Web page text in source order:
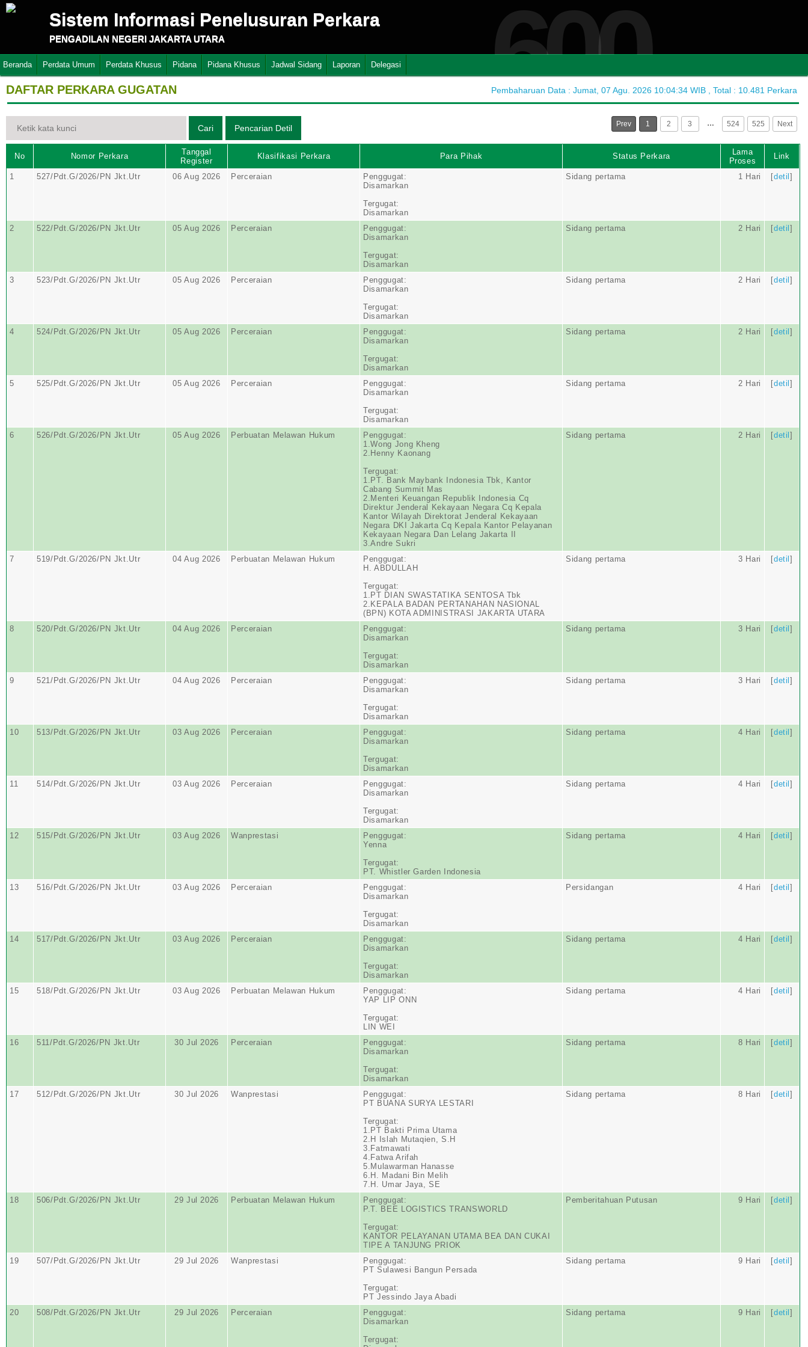
Sistem Informasi Penelusuran Perkara
PENGADILAN NEGERI JAKARTA UTARA 600
Beranda Perdata Umum Perdata Khusus Pidana Pidana Khusus Jadwal Sidang Laporan Delegasi
DAFTAR PERKARA GUGATAN Pembaharuan Data : Jumat, 07 Agu. 2026 10:04:34 WIB , Total : 10.481 Perkara
Prev 1 2 3 … 524 525 Next
No Nomor Perkara
Tanggal
Register
Klasifikasi Perkara Para Pihak Status Perkara
Lama
Proses
Link
1 527/Pdt.G/2026/PN Jkt.Utr 06 Aug 2026 Perceraian
Penggugat:
Disamarkan
Tergugat:
Disamarkan
Sidang pertama 1 Hari [detil]
2 522/Pdt.G/2026/PN Jkt.Utr 05 Aug 2026 Perceraian
Penggugat:
Disamarkan
Tergugat:
Disamarkan
Sidang pertama 2 Hari [detil]
3 523/Pdt.G/2026/PN Jkt.Utr 05 Aug 2026 Perceraian
Penggugat:
Disamarkan
Tergugat:
Disamarkan
Sidang pertama 2 Hari [detil]
4 524/Pdt.G/2026/PN Jkt.Utr 05 Aug 2026 Perceraian
Penggugat:
Disamarkan
Tergugat:
Disamarkan
Sidang pertama 2 Hari [detil]
5 525/Pdt.G/2026/PN Jkt.Utr 05 Aug 2026 Perceraian
Penggugat:
Disamarkan
Tergugat:
Disamarkan
Sidang pertama 2 Hari [detil]
6 526/Pdt.G/2026/PN Jkt.Utr 05 Aug 2026 Perbuatan Melawan Hukum
Penggugat:
1.Wong Jong Kheng
2.Henny Kaonang
Tergugat:
1.PT. Bank Maybank Indonesia Tbk, Kantor
Cabang Summit Mas
2.Menteri Keuangan Republik Indonesia Cq
Direktur Jenderal Kekayaan Negara Cq Kepala
Kantor Wilayah Direktorat Jenderal Kekayaan
Negara DKI Jakarta Cq Kepala Kantor Pelayanan
Kekayaan Negara Dan Lelang Jakarta II
3.Andre Sukri
Sidang pertama 2 Hari [detil]
7 519/Pdt.G/2026/PN Jkt.Utr 04 Aug 2026 Perbuatan Melawan Hukum
Penggugat:
H. ABDULLAH
Tergugat:
1.PT DIAN SWASTATIKA SENTOSA Tbk
2.KEPALA BADAN PERTANAHAN NASIONAL
(BPN) KOTA ADMINISTRASI JAKARTA UTARA
Sidang pertama 3 Hari [detil]
8 520/Pdt.G/2026/PN Jkt.Utr 04 Aug 2026 Perceraian
Penggugat:
Disamarkan
Tergugat:
Disamarkan
Sidang pertama 3 Hari [detil]
9 521/Pdt.G/2026/PN Jkt.Utr 04 Aug 2026 Perceraian
Penggugat:
Disamarkan
Tergugat:
Disamarkan
Sidang pertama 3 Hari [detil]
10 513/Pdt.G/2026/PN Jkt.Utr 03 Aug 2026 Perceraian
Penggugat:
Disamarkan
Tergugat:
Disamarkan
Sidang pertama 4 Hari [detil]
11 514/Pdt.G/2026/PN Jkt.Utr 03 Aug 2026 Perceraian
Penggugat:
Disamarkan
Tergugat:
Disamarkan
Sidang pertama 4 Hari [detil]
12 515/Pdt.G/2026/PN Jkt.Utr 03 Aug 2026 Wanprestasi
Penggugat:
Yenna
Tergugat:
PT. Whistler Garden Indonesia
Sidang pertama 4 Hari [detil]
13 516/Pdt.G/2026/PN Jkt.Utr 03 Aug 2026 Perceraian
Penggugat:
Disamarkan
Tergugat:
Disamarkan
Persidangan 4 Hari [detil]
14 517/Pdt.G/2026/PN Jkt.Utr 03 Aug 2026 Perceraian
Penggugat:
Disamarkan
Tergugat:
Disamarkan
Sidang pertama 4 Hari [detil]
15 518/Pdt.G/2026/PN Jkt.Utr 03 Aug 2026 Perbuatan Melawan Hukum
Penggugat:
YAP LIP ONN
Tergugat:
LIN WEI
Sidang pertama 4 Hari [detil]
16 511/Pdt.G/2026/PN Jkt.Utr 30 Jul 2026 Perceraian
Penggugat:
Disamarkan
Tergugat:
Disamarkan
Sidang pertama 8 Hari [detil]
17 512/Pdt.G/2026/PN Jkt.Utr 30 Jul 2026 Wanprestasi
Penggugat:
PT BUANA SURYA LESTARI
Tergugat:
1.PT Bakti Prima Utama
2.H Islah Mutaqien, S.H
3.Fatmawati
4.Fatwa Arifah
5.Mulawarman Hanasse
6.H. Madani Bin Melih
7.H. Umar Jaya, SE
Sidang pertama 8 Hari [detil]
18 506/Pdt.G/2026/PN Jkt.Utr 29 Jul 2026 Perbuatan Melawan Hukum
Penggugat:
P.T. BEE LOGISTICS TRANSWORLD
Tergugat:
KANTOR PELAYANAN UTAMA BEA DAN CUKAI
TIPE A TANJUNG PRIOK
Pemberitahuan Putusan 9 Hari [detil]
19 507/Pdt.G/2026/PN Jkt.Utr 29 Jul 2026 Wanprestasi
Penggugat:
PT Sulawesi Bangun Persada
Tergugat:
PT Jessindo Jaya Abadi
Sidang pertama 9 Hari [detil]
20 508/Pdt.G/2026/PN Jkt.Utr 29 Jul 2026 Perceraian
Penggugat:
Disamarkan
Tergugat:
Sidang pertama 9 Hari [detil]